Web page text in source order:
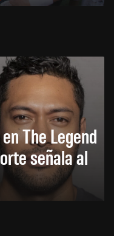
The Legend
señala al